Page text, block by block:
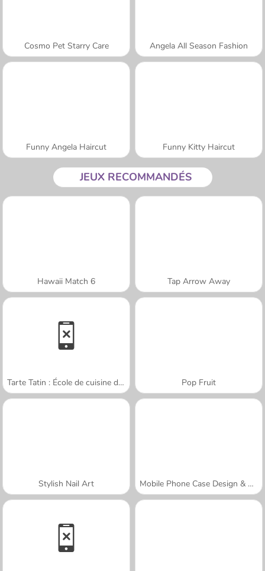
Cosmo Pet Starry Care Angela All Season Fashion
Funny Angela Haircut Funny Kitty Haircut
JEUX RECOMMANDÉS
Hawaii Match 6 Tap Arrow Away
Tarte Tatin : École de cuisine de Sara Pop Fruit
Stylish Nail Art Mobile Phone Case Design & DIY